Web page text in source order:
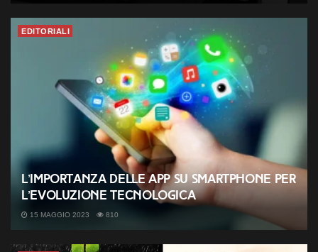
EDITORIALI
L’importanza delle app su smartphone per
l’evoluzione tecnologica
15 MAGGIO 2023 810